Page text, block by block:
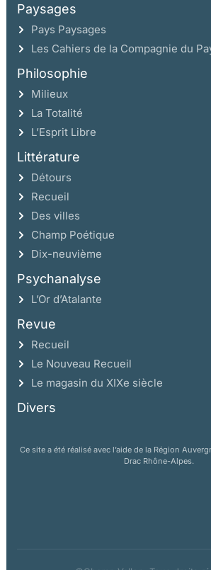
Paysages
Pays Paysages
Les Cahiers de la Compagnie du
Philosophie
Milieux
La Totalité
L’Esprit Libre
Littérature
Détours
Recueil
Des villes
Champ Poétique
Dix-neuvième
Psychanalyse
L’Or d’Atalante
Revue
Recueil
Le Nouveau Recueil
Le magasin du XIXe siècle
Divers
Ce site a été réalisé avec l’aide de la Région
Drac Rhône-Alpes.